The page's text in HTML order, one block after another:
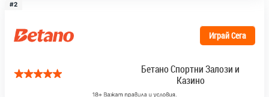
#2
Играй Сега
Бетано Спортни Залози и
Казино